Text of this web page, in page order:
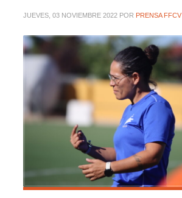
JUEVES, 03 NOVIEMBRE 2022 POR PRENSA FFCV